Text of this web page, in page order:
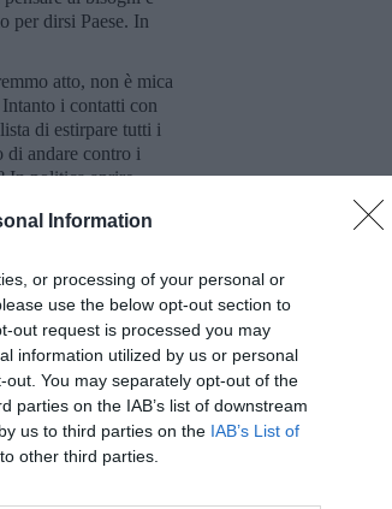
Information
or processing of your personal or
use the below opt-out section to
out request is processed you may
information utilized by us or personal
You may separately opt-out of the
parties on the IAB’s list of downstream
us to third parties on the IAB’s List of
other third parties.
per dirsi Paese. In
atto, non è mica
i contatti con
di estirpare tutti i
di andare contro i
In politica aprire
un po’
imposta da
a freddo. Se
è forte tra i
salute per una
allo sbaraglio,